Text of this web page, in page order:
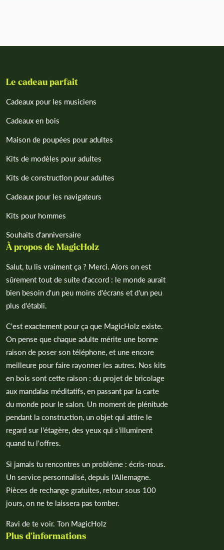
Le cadeau parfait
Cadeaux pour les musiciens
Cadeaux en bois
Maison de poupées pour adultes
Kits de modèles pour adultes
Kits de construction pour adultes
Cadeaux pour les navigateurs
Kits pour hommes
Souhaits d'anniversaire
À propos de MagicHolz
Salut, tu lis vraiment ça ? Merci. Alors on est
sûrement tout de suite d'accord : le monde aurait
bien besoin d'un peu moins d'écrans et d'un peu
plus d'établi.
C'est exactement pour ça que MagicHolz existe.
On pense que chaque adulte mérite une bonne
raison de poser son téléphone, et une encore
meilleure pour faire rayonner les autres. Nos kits
en bois sont cette raison : du projet de bricolage
aux mandalas méditatifs, en passant par la carte
du monde pour le salon. Un moment de plénitude
pendant la construction, un objet qui attire le
regard sur l'étagère, des yeux qui s'illuminent
quand tu l'offres.
Si jamais tu rencontres un problème : écris-nous.
Un service personnalisé, depuis l'Allemagne.
Pièces de rechange gratuites, retour sous 100
jours, on ne te laissera pas tomber.
Ravi de te voir. Ton MagicHolz
Plus d'informations